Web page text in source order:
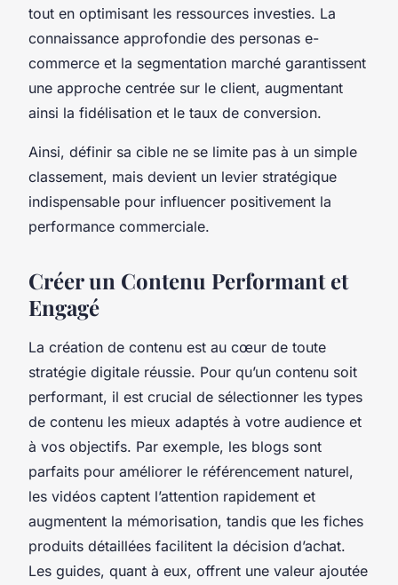
tout en optimisant les ressources investies. La
connaissance approfondie des personas e-
commerce et la segmentation marché garantissent
une approche centrée sur le client, augmentant
ainsi la fidélisation et le taux de conversion.
Ainsi, définir sa cible ne se limite pas à un simple
classement, mais devient un levier stratégique
indispensable pour influencer positivement la
performance commerciale.
Créer un Contenu Performant et
Engagé
La création de contenu est au cœur de toute
stratégie digitale réussie. Pour qu’un contenu soit
performant, il est crucial de sélectionner les types
de contenu les mieux adaptés à votre audience et
à vos objectifs. Par exemple, les blogs sont
parfaits pour améliorer le référencement naturel,
les vidéos captent l’attention rapidement et
augmentent la mémorisation, tandis que les fiches
produits détaillées facilitent la décision d’achat.
Les guides, quant à eux, offrent une valeur ajoutée